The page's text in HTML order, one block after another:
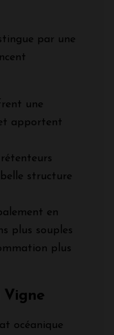
par une
une
apportent
structure
en
plus souples
plus
Vigne
océanique